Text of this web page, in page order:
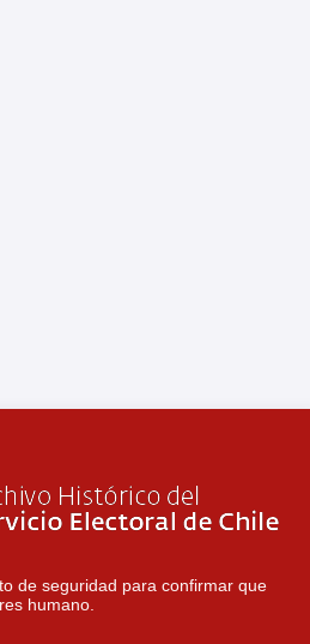
de seguridad para confirmar que
humano.